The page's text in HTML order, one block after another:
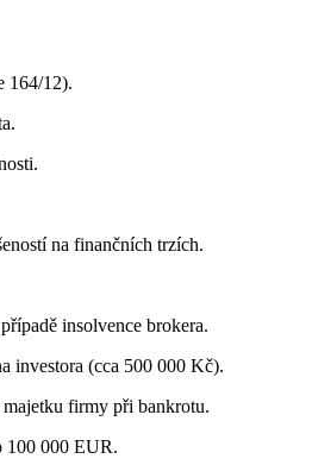
164/12).
na finančních trzích.
insolvence brokera.
investora (cca 500 000 Kč).
firmy při bankrotu.
100 000 EUR.